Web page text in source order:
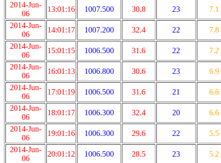
2014-Jun-
06
13:01:16 1007.500 30.8 23
7.1
2014-Jun-
06
14:01:17 1007.200 32.4 22
7.8
2014-Jun-
06
15:01:15 1006.500 31.6 22
7.2
2014-Jun-
06
16:01:13 1006.800 30.6 23
6.9
2014-Jun-
06
17:01:19 1006.500 31.6 21
6.6
2014-Jun-
06
18:01:17 1006.300 32.4 20
6.6
2014-Jun-
06
19:01:16 1006.300 29.6 22
5.5
2014-Jun-
06
20:01:12 1006.500 28.5 23
5.2